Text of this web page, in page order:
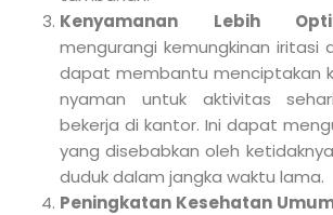
Kenyamanan Lebih
mengurangi kemungkinan iritasi
dapat membantu menciptakan
nyaman untuk aktivitas
bekerja di kantor. Ini dapat
yang disebabkan oleh
duduk dalam jangka waktu lama.
Peningkatan Kesehatan